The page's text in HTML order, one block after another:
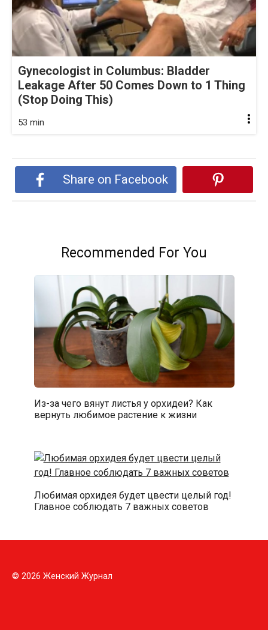
Gynecologist in Columbus: Bladder
Leakage After 50 Comes Down to 1 Thing
(Stop Doing This)
53 min
Share on Facebook
Recommended For You
Из-за чего вянут листья у орхидеи? Как
вернуть любимое растение к жизни
Любимая орхидея будет цвести целый год!
Главное соблюдать 7 важных советов
© 2026 Женский Журнал